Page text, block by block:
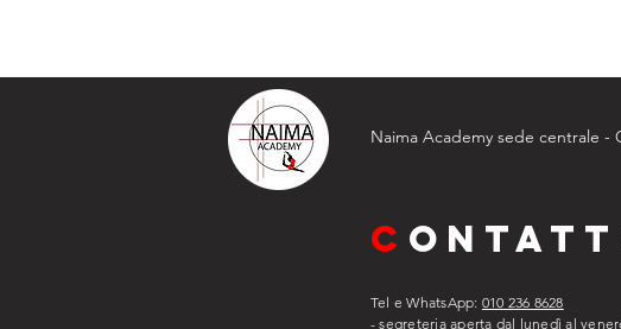
Naima Academy sede centrale -
C
Tel e WhatsApp: 010 236 8628
- segreteria aperta dal lunedì al